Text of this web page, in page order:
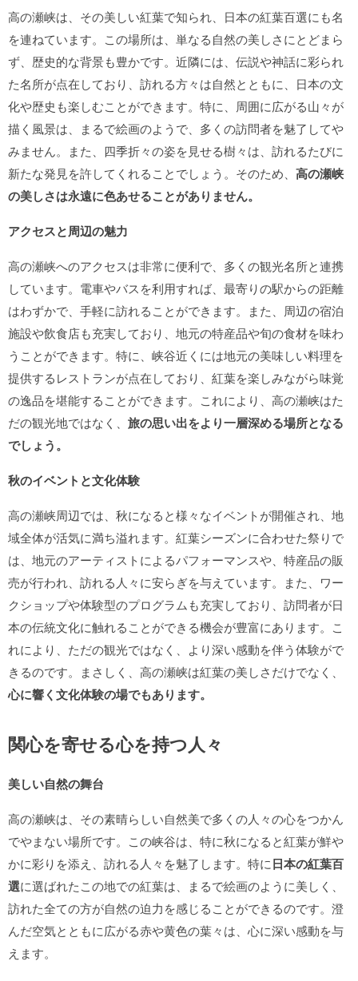
高の瀬峡は、その美しい紅葉で知られ、日本の紅葉百選にも名
を連ねています。この場所は、単なる自然の美しさにとどまら
ず、歴史的な背景も豊かです。近隣には、伝説や神話に彩られ
た名所が点在しており、訪れる方々は自然とともに、日本の文
化や歴史も楽しむことができます。特に、周囲に広がる山々が
描く風景は、まるで絵画のようで、多くの訪問者を魅了してや
みません。また、四季折々の姿を見せる樹々は、訪れるたびに
新たな発見を許してくれることでしょう。そのため、 高の瀬峡
の美しさは永遠に色あせることがありません。
アクセスと周辺の魅力
高の瀬峡へのアクセスは非常に便利で、多くの観光名所と連携
しています。電車やバスを利用すれば、最寄りの駅からの距離
はわずかで、手軽に訪れることができます。また、周辺の宿泊
施設や飲食店も充実しており、地元の特産品や旬の食材を味わ
うことができます。特に、峡谷近くには地元の美味しい料理を
提供するレストランが点在しており、紅葉を楽しみながら味覚
の逸品を堪能することができます。これにより、高の瀬峡はた
だの観光地ではなく、 旅の思い出をより一層深める場所となる
でしょう。
秋のイベントと文化体験
高の瀬峡周辺では、秋になると様々なイベントが開催され、地
域全体が活気に満ち溢れます。紅葉シーズンに合わせた祭りで
は、地元のアーティストによるパフォーマンスや、特産品の販
売が行われ、訪れる人々に安らぎを与えています。また、ワー
クショップや体験型のプログラムも充実しており、訪問者が日
本の伝統文化に触れることができる機会が豊富にあります。こ
れにより、ただの観光ではなく、より深い感動を伴う体験がで
きるのです。まさしく、高の瀬峡は紅葉の美しさだけでなく、
心に響く文化体験の場でもあります。
関心を寄せる心を持つ人々
美しい自然の舞台
高の瀬峡は、その素晴らしい自然美で多くの人々の心をつかん
でやまない場所です。この峡谷は、特に秋になると紅葉が鮮や
かに彩りを添え、訪れる人々を魅了します。特に日本の紅葉百
選に選ばれたこの地での紅葉は、まるで絵画のように美しく、
訪れた全ての方が自然の迫力を感じることができるのです。澄
んだ空気とともに広がる赤や黄色の葉々は、心に深い感動を与
えます。